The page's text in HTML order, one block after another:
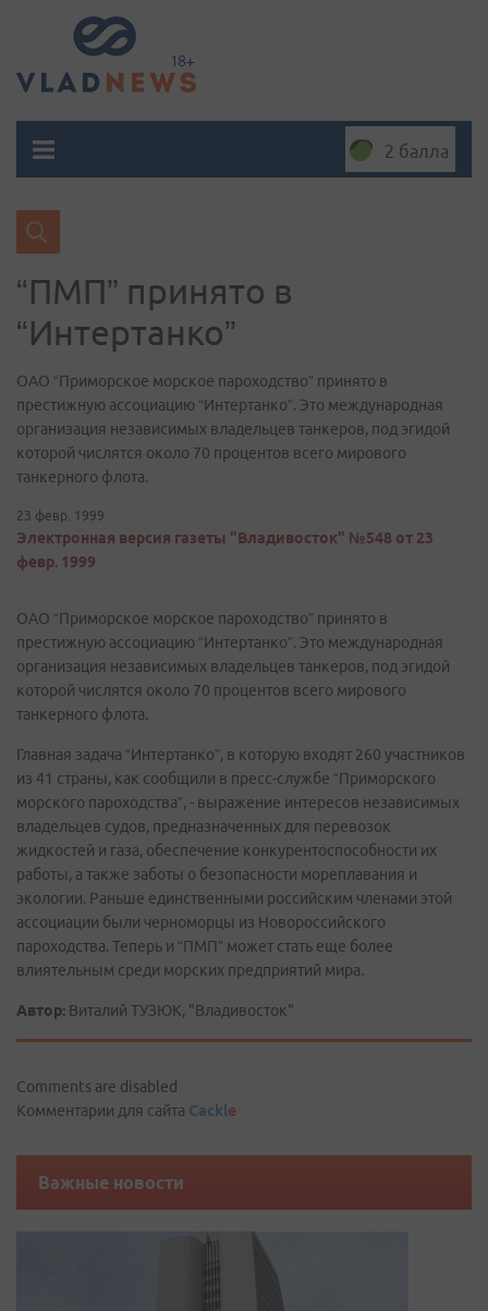
2 балла
“ПМП” принято в
“Интертанко”
ОАО “Приморское морское пароходство” принято в
престижную ассоциацию “Интертанко”. Это международная
организация независимых владельцев танкеров, под эгидой
которой числятся около 70 процентов всего мирового
танкерного флота.
23 февр. 1999
Электронная версия газеты "Владивосток" №548 от 23
февр. 1999
ОАО “Приморское морское пароходство” принято в
престижную ассоциацию “Интертанко”. Это международная
организация независимых владельцев танкеров, под эгидой
которой числятся около 70 процентов всего мирового
танкерного флота.
Главная задача “Интертанко”, в которую входят 260 участников
из 41 страны, как сообщили в пресс-службе “Приморского
морского пароходства”, - выражение интересов независимых
владельцев судов, предназначенных для перевозок
жидкостей и газа, обеспечение конкурентоспособности их
работы, а также заботы о безопасности мореплавания и
экологии. Раньше единственными российским членами этой
ассоциации были черноморцы из Новороссийского
пароходства. Теперь и “ПМП” может стать еще более
влиятельным среди морских предприятий мира.
Автор: Виталий ТУЗЮК, "Владивосток"
Comments are disabled
Комментарии для сайта Cackle
Важные новости